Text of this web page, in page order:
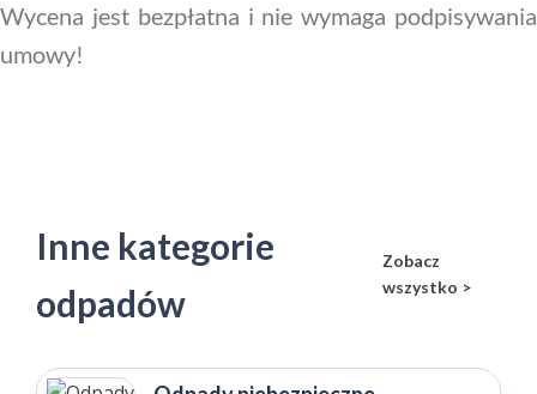
Wycena jest bezpłatna i nie wymaga podpisywania
umowy!
Inne kategorie
odpadów
Zobacz
wszystko >